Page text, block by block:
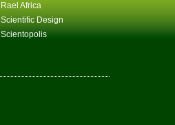
Rael Africa
Scientific Design
Scientopolis